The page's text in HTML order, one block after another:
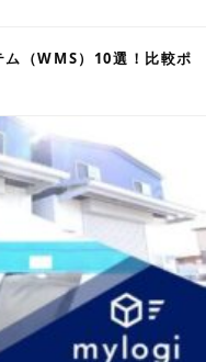
（WMS）10選！比較ポ